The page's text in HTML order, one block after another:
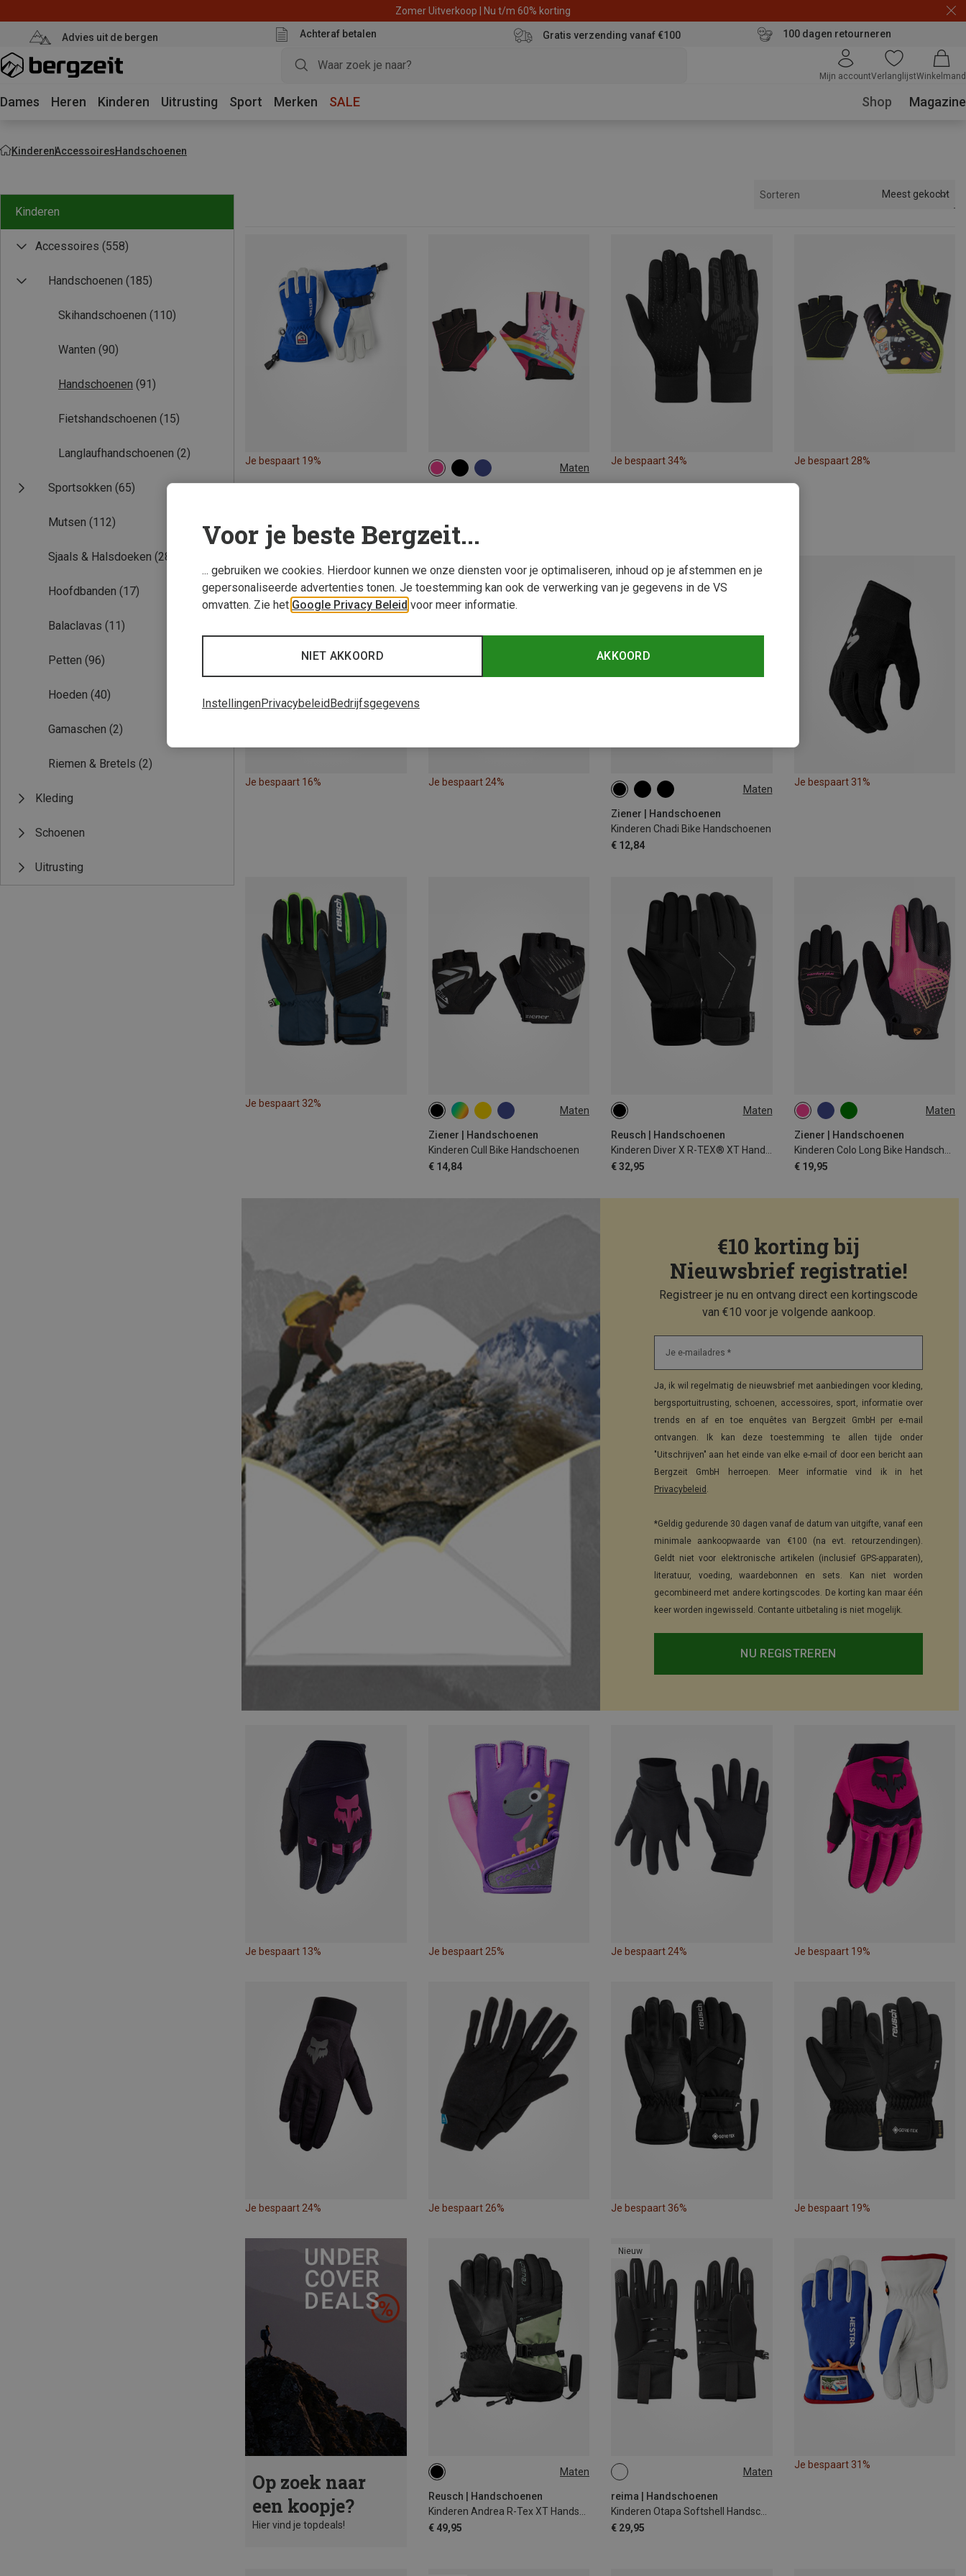
Zomer Uitverkoop | Nu t/m 60% korting
Advies uit de bergen Achteraf betalen Gratis verzending vanaf €100 100 dagen retourneren
Mijn accountVerlanglijstWinkelmand
Dames Heren Kinderen Uitrusting Sport Merken SALE Shop Magazine
KinderenAccessoiresHandschoenen
Kinderen
Accessoires (558)
Handschoenen (185)
Skihandschoenen (110)
Wanten (90)
Handschoenen (91)
Fietshandschoenen (15)
Langlaufhandschoenen (2)
Sportsokken (65)
Mutsen (112)
Sjaals & Halsdoeken (28)
Hoofdbanden (17)
Balaclavas (11)
Petten (96)
Hoeden (40)
Gamaschen (2)
Riemen & Bretels (2)
Kleding
Schoenen
Uitrusting
Sorteren Meest gekocht
Je bespaart 19%
Maten
€ 9,16
XS S M
Je bespaart 34% Je bespaart 28%
Je bespaart 16% Je bespaart 24%
Maten
Ziener | Handschoenen
Kinderen Chadi Bike Handschoenen
€ 12,84
S M L
Je bespaart 31%
Je bespaart 32%
Maten
Ziener | Handschoenen
Kinderen Cull Bike Handschoenen
€ 14,84
4|4.5 5|5.5 6|6.5 Maten
Reusch | Handschoenen
€ 32,95
4.5 Maten
Ziener | Handschoenen
€ 19,95
S M L
€10 korting bij
Nieuwsbrief registratie!
Registreer je nu en ontvang direct een kortingscode
van €10 voor je volgende aankoop.
Je e-mailadres *
Ja, ik wil regelmatig de nieuwsbrief met aanbiedingen voor kleding,
bergsportuitrusting, schoenen, accessoires, sport, informatie over
trends en af en toe enquêtes van Bergzeit GmbH per e-mail
ontvangen. Ik kan deze toestemming te allen tijde onder
"Uitschrijven" aan het einde van elke e-mail of door een bericht aan
Bergzeit GmbH herroepen. Meer informatie vind ik in het
Privacybeleid .
*Geldig gedurende 30 dagen vanaf de datum van uitgifte, vanaf een
minimale aankoopwaarde van €100 (na evt. retourzendingen).
Geldt niet voor elektronische artikelen (inclusief GPS-apparaten),
literatuur, voeding, waardebonnen en sets. Kan niet worden
gecombineerd met andere kortingscodes. De korting kan maar één
keer worden ingewisseld. Contante uitbetaling is niet mogelijk.
NU REGISTREREN
Je bespaart 13% Je bespaart 25% Je bespaart 24% Je bespaart 19%
Je bespaart 24% Je bespaart 26% Je bespaart 36% Je bespaart 19%
Op zoek naar
een koopje?
Hier vind je topdeals!
Maten
Reusch | Handschoenen
Kinderen Andrea R-Tex XT Handschoenen
€ 49,95
4.5
Nieuw
Maten
reima | Handschoenen
Kinderen Otapa Softshell Handschoenen
€ 29,95
4
Je bespaart 31%
Voor je beste Bergzeit...
... gebruiken we cookies. Hierdoor kunnen we onze diensten voor je optimaliseren, inhoud op je afstemmen en je
gepersonaliseerde advertenties tonen. Je toestemming kan ook de verwerking van je gegevens in de VS
omvatten. Zie het Google Privacy Beleid voor meer informatie.
AKKOORD
NIET AKKOORD
InstellingenPrivacybeleidBedrijfsgegevens